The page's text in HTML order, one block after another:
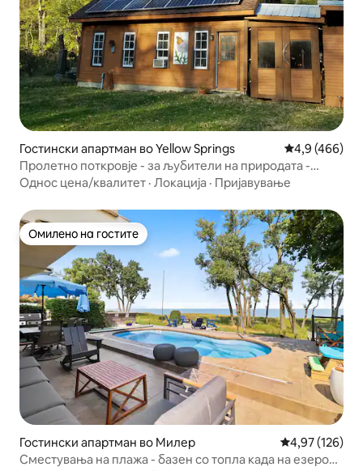
Гостински апартман во Yellow Springs Просечна
4,9 (466)
Пролетно поткровје - за љубители на природата -
GoSOLAR!
Однос цена/квалитет · Локација · Пријавување
Омилено на гостите
Омилено на гостите
Гостински апартман во Милер Просечна
4,97 (126)
Сместувања на плажа - базен со топла када на езеро